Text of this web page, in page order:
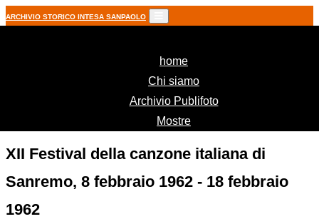
ARCHIVIO STORICO INTESA SANPAOLO
home(current)
Chi siamo
Archivio Publifoto
Mostre
XII Festival della canzone italiana di
Sanremo, 8 febbraio 1962 - 18 febbraio
1962